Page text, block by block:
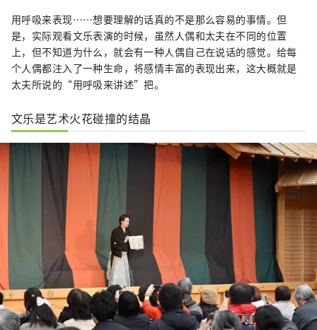
用呼吸来表现……想要理解的话真的不是那么容易的事情。但
是，实际观看文乐表演的时候，虽然人偶和太夫在不同的位置
上，但不知道为什么，就会有一种人偶自己在说话的感觉。给每
个人偶都注入了一种生命，将感情丰富的表现出来，这大概就是
太夫所说的“用呼吸来讲述”把。
文乐是艺术火花碰撞的结晶